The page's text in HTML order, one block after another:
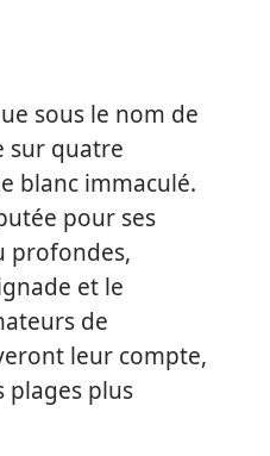
sous le nom de
sur quatre
blanc immaculé.
pour ses
profondes,
et le
de
leur compte,
plages plus